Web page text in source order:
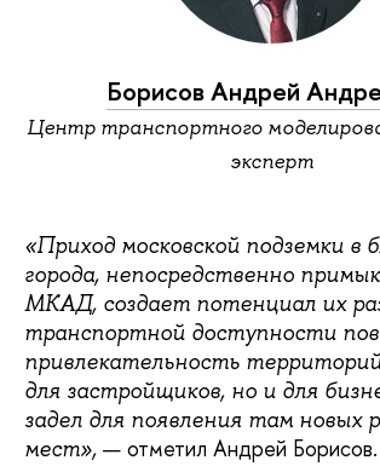
Борисов Андрей
Центр транспортного
эксперт
«Приход московской подземки в
города, непосредственно
МКАД, создает потенциал их
транспортной доступности
привлекательность
для застройщиков, но и для
задел для появления там новых
мест», — отметил Андрей Борисов.